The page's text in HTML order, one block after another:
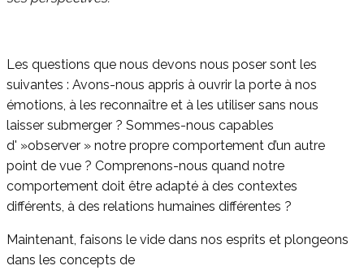
Les questions que nous devons nous poser sont les
suivantes : Avons-nous appris à ouvrir la porte à nos
émotions, à les reconnaître et à les utiliser sans nous
laisser submerger ? Sommes-nous capables
d' »observer » notre propre comportement d’un autre
point de vue ? Comprenons-nous quand notre
comportement doit être adapté à des contextes
différents, à des relations humaines différentes ?
Maintenant, faisons le vide dans nos esprits et plongeons
dans les concepts de